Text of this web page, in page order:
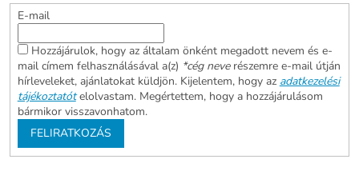
E-mail
Hozzájárulok, hogy az általam önként megadott nevem és e-
mail címem felhasználásával a(z) *cég neverészemre e-mail útján
hírleveleket, ajánlatokat küldjön. Kijelentem, hogy az adatkezelési
tájékoztatót elolvastam. Megértettem, hogy a hozzájárulásom
bármikor visszavonhatom.
FELIRATKOZÁS